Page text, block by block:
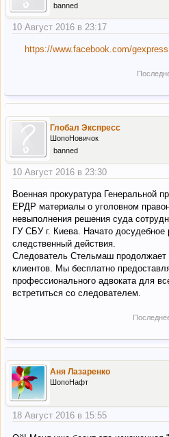
banned
10 Август 2016 в 23:17
https://www.facebook.com/
Глобал Экспресс
ШопоНовичок
banned
10 Август 2016 в 23:30
Военная прокуратура Генеральной
ЕРДР материалы о уголовном
невыполнения решения суда
ГУ СБУ г. Киева. Начато досудебное
следственный действия.
Следователь Стельмаш продолжает
клиентов. Мы бесплатно
профессионального адвоката для
встретиться со следователем.
Аня Лазаренко
ШопоНафт
18 Август 2016 в 15:55